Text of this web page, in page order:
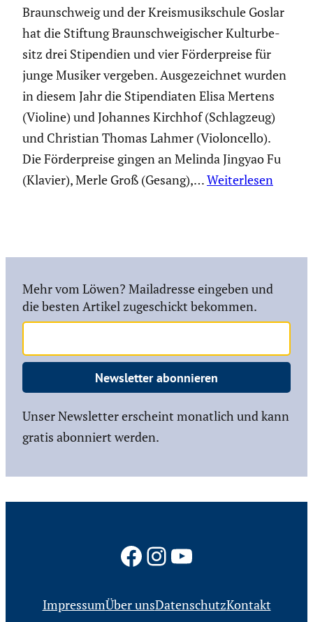
Braun­schweig und der Kreis­mu­sik­schule Goslar
hat die Stiftung Braun­schwei­gi­scher Kultur­be­
sitz drei Stipen­dien und vier Förder­preise für
junge Musiker vergeben. Ausge­zeichnet wurden
in diesem Jahr die Stipen­diaten Elisa Mertens
(Violine) und Johannes Kirchhof (Schlag­zeug)
und Christian Thomas Lahmer (Violon­cello).
Die Förder­preise gingen an Melinda Jingyao Fu
(Klavier), Merle Groß (Gesang),…Weiterlesen
Mehr vom Löwen? Mailadresse eingeben und
die besten Artikel zugeschickt bekommen.
Newsletter abonnieren
Unser Newsletter erscheint monatlich und kann
gratis abonniert werden.
Facebook
Instagram
YouTube
ImpressumÜber unsDatenschutzKontakt